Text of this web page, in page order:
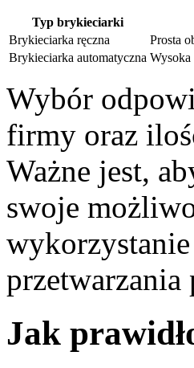
Typ brykieciarki
Brykieciarka ręczna
Prosta
Brykieciarka automatyczna Wysoka
Wybór
firmy oraz
Ważne jest,
swoje
przetwarzania
Jak